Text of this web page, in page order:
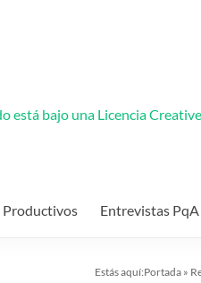
está bajo una Licencia
Productivos Entrevistas PqA
Estás aquí:Portada »